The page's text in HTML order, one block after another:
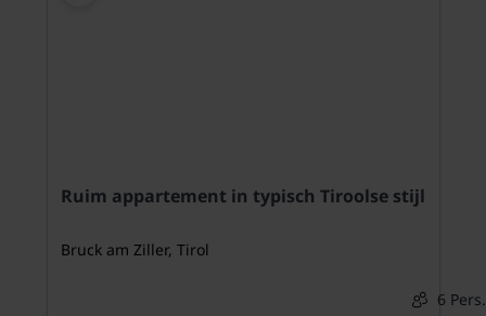
Ruim appartement in typisch Tiroolse stijl
Bruck am Ziller, Tirol
6 Pers.